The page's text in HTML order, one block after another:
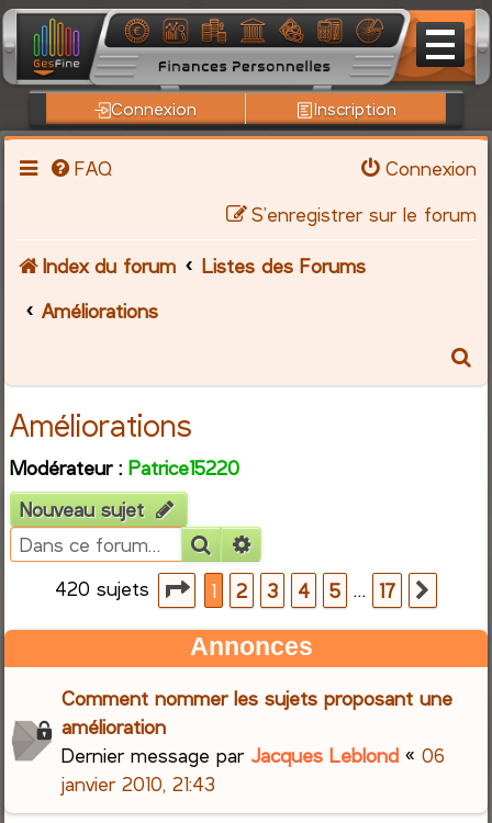
Connexion Inscription
FAQ
Connexion
S’enregistrer sur le forum
Index du forum
Listes des Forums
Améliorations
c
h
Améliorations
Modérateur : Patrice15220
Nouveau sujet
Rechercher
420 sujets
Page1sur 17
1 2 3 4 5 … 17
Annonces
Comment nommer les sujets proposant une
amélioration
Dernier message parJacques Leblond «06
janvier 2010, 21:43